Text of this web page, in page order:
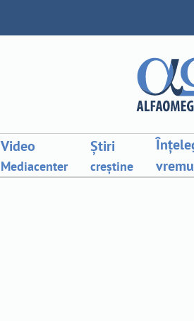
Video
Mediacenter
Știri
creștine